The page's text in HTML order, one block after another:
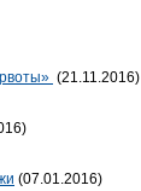
(21.11.2016)
(07.01.2016)